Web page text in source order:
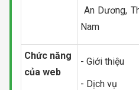
An Dương,
Nam
Chức năng
của web
- Giới thiệu
- Dịch vụ